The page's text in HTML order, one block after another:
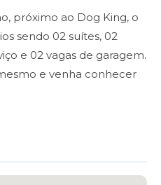
próximo ao Dog King, o
sendo 02 suítes, 02
e 02 vagas de garagem.
e venha conhecer